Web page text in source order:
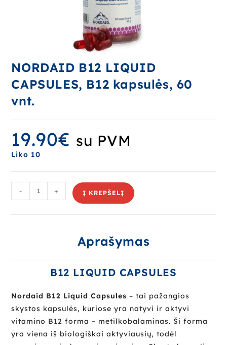
NORDAID B12 LIQUID
CAPSULES, B12 kapsulės, 60
vnt.
19.90€ su PVM
Liko 10
- + Į KREPŠELĮ
Aprašymas
B12 LIQUID CAPSULES
Nordaid B12 Liquid Capsules – tai pažangios
skystos kapsulės, kuriose yra natyvi ir aktyvi
vitamino B12 forma – metilkobalaminas. Ši forma
yra viena iš biologiškai aktyviausių, todėl